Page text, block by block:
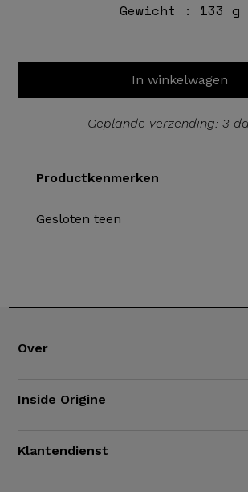
Gewicht : 133 g
In winkelwagen
Geplande verzending: 3
Productkenmerken
Gesloten teen
Over
Inside Origine
Klantendienst